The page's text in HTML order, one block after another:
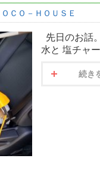
ＯＣＯ－ＨＯＵＳＥ
先日のお話
水と 塩チャ
続き